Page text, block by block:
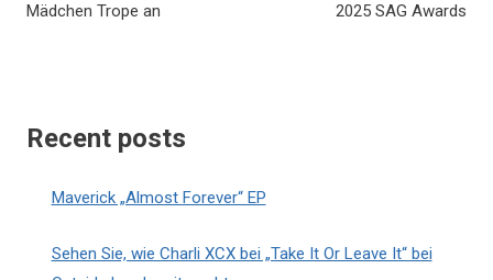
Mädchen Trope an
2025 SAG Awards
Recent posts
Maverick „Almost Forever“ EP
Sehen Sie, wie Charli XCX bei „Take It Or Leave It“ bei